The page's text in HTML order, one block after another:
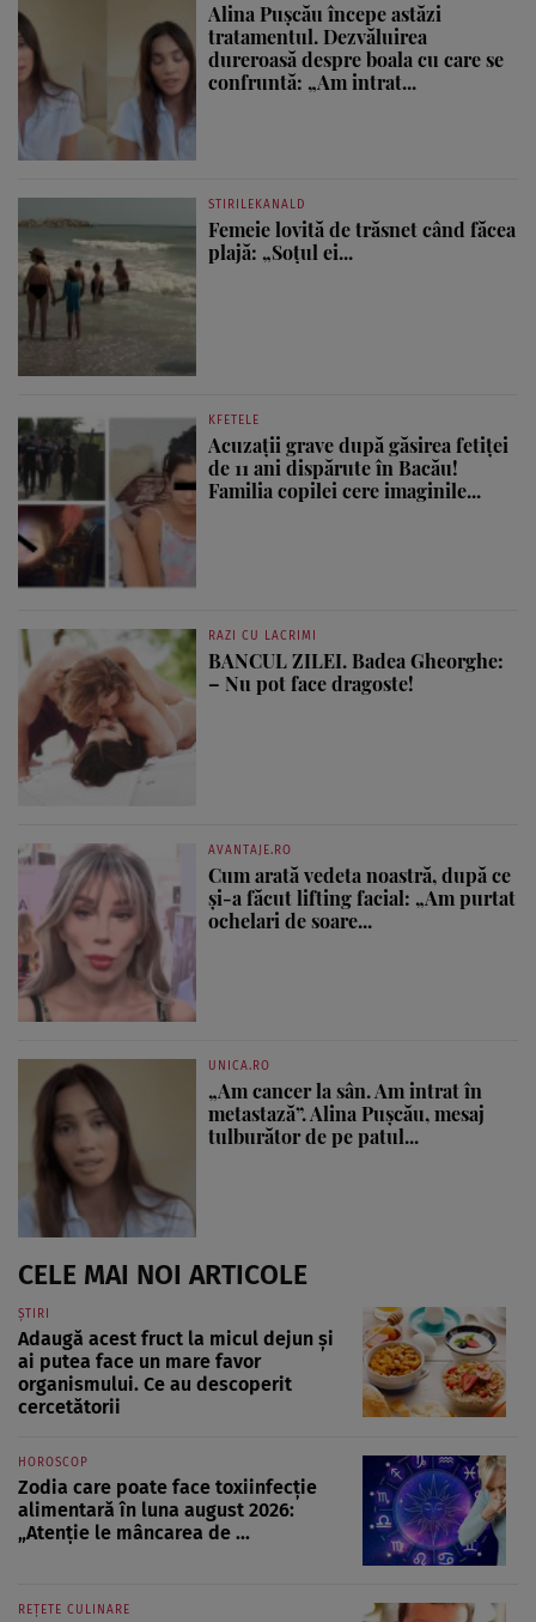
Alina Pușcău începe astăzi
tratamentul. Dezvăluirea
dureroasă despre boala cu care se
confruntă: „Am intrat...
STIRILEKANALD
Femeie lovită de trăsnet când făcea
plajă: „Soțul ei...
KFETELE
Acuzații grave după găsirea fetiței
de 11 ani dispărute în Bacău!
Familia copilei cere imaginile...
RAZI CU LACRIMI
BANCUL ZILEI. Badea Gheorghe:
– Nu pot face dragoste!
AVANTAJE.RO
Cum arată vedeta noastră, după ce
și-a făcut lifting facial: „Am purtat
ochelari de soare...
UNICA.RO
„Am cancer la sân. Am intrat în
metastază”. Alina Pușcău, mesaj
tulburător de pe patul...
CELE MAI NOI ARTICOLE
ȘTIRI
Adaugă acest fruct la micul dejun și
ai putea face un mare favor
organismului. Ce au descoperit
cercetătorii
HOROSCOP
Zodia care poate face toxiinfecție
alimentară în luna august 2026:
„Atenție le mâncarea de ...
REȚETE CULINARE